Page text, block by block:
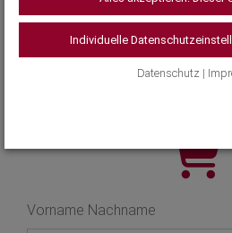
Hautzustand
Vorname Nachname
Individuelle
Datenschutz |